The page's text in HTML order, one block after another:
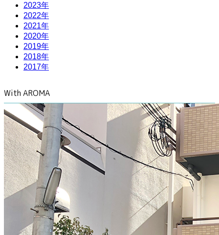
2023年
2022年
2021年
2020年
2019年
2018年
2017年
With AROMA